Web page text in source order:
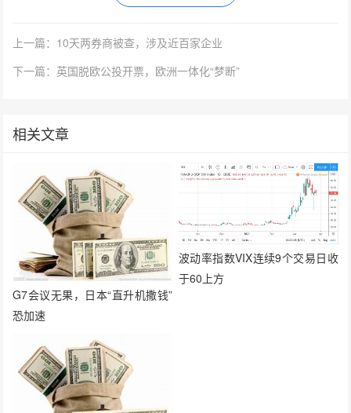
上一篇：10天两券商被查，涉及近百家企业
下一篇：英国脱欧公投开票，欧洲一体化“梦断”
相关文章
G7会议无果，日本“直升机撒钱”
恐加速
波动率指数VIX连续9个交易日收
于60上方